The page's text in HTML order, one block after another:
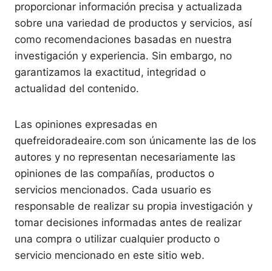
proporcionar información precisa y actualizada
sobre una variedad de productos y servicios, así
como recomendaciones basadas en nuestra
investigación y experiencia. Sin embargo, no
garantizamos la exactitud, integridad o
actualidad del contenido.
Las opiniones expresadas en
quefreidoradeaire.com son únicamente las de los
autores y no representan necesariamente las
opiniones de las compañías, productos o
servicios mencionados. Cada usuario es
responsable de realizar su propia investigación y
tomar decisiones informadas antes de realizar
una compra o utilizar cualquier producto o
servicio mencionado en este sitio web.